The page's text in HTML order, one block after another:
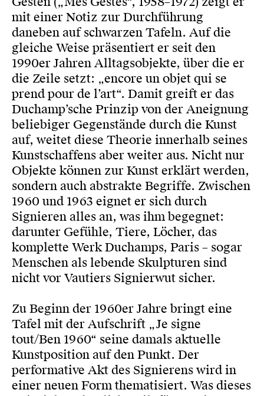
mit einer Notiz zur Durchführung
daneben auf schwarzen Tafeln. Auf die
gleiche Weise präsentiert er seit den
1990er Jahren Alltagsobjekte, über die er
die Zeile setzt: „encore un objet qui se
prend pour de l’art“. Damit greift er das
Duchamp’sche Prinzip von der Aneignung
beliebiger Gegenstände durch die Kunst
auf, weitet diese Theorie innerhalb seines
Kunstschaffens aber weiter aus. Nicht nur
Objekte können zur Kunst erklärt werden,
sondern auch abstrakte Begriffe. Zwischen
1960 und 1963 eignet er sich durch
Signieren alles an, was ihm begegnet:
darunter Gefühle, Tiere, Löcher, das
komplette Werk Duchamps, Paris – sogar
Menschen als lebende Skulpturen sind
nicht vor Vautiers Signierwut sicher.
Zu Beginn der 1960er Jahre bringt eine
Tafel mit der Aufschrift „Je signe
tout/Ben 1960“ seine damals aktuelle
Kunstposition auf den Punkt. Der
performative Akt des Signierens wird in
einer neuen Form thematisiert. Was dieses